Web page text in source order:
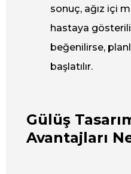
sonuç, ağız içi
hastaya
beğenilirse,
başlatılır.
Gülüş
Avantajları